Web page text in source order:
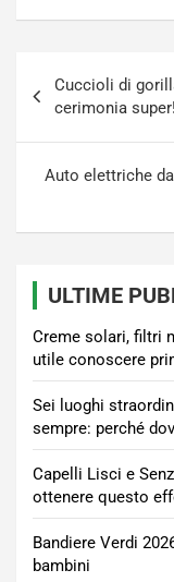
articoli
Cuccioli di
cerimonia super!
Auto elettriche
ULTIME
Creme solari, filtri
utile conoscere
Sei luoghi
sempre: perché
Capelli Lisci e
ottenere questo
Bandiere Verdi
bambini